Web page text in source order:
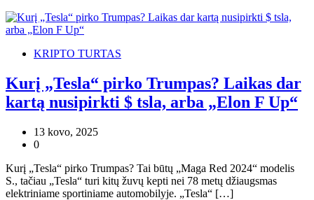
KRIPTO TURTAS
Kurį „Tesla“ pirko Trumpas? Laikas dar
kartą nusipirkti $ tsla, arba „Elon F Up“
13 kovo, 2025
0
Kurį „Tesla“ pirko Trumpas? Tai būtų „Maga Red 2024“ modelis
S., tačiau „Tesla“ turi kitų žuvų kepti nei 78 metų džiaugsmas
elektriniame sportiniame automobilyje. „Tesla“ […]